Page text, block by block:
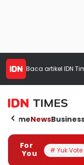
Baca artikel IDN
HomeNews
For
You
# Yuk Vote